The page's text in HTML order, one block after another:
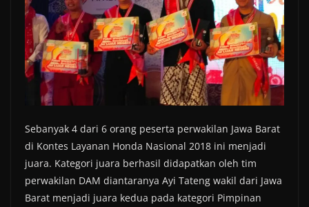
Sebanyak 4 dari 6 orang peserta perwakilan Jawa Barat
di Kontes Layanan Honda Nasional 2018 ini menjadi
juara. Kategori juara berhasil didapatkan oleh tim
perwakilan DAM diantaranya Ayi Tateng wakil dari Jawa
Barat menjadi juara kedua pada kategori Pimpinan